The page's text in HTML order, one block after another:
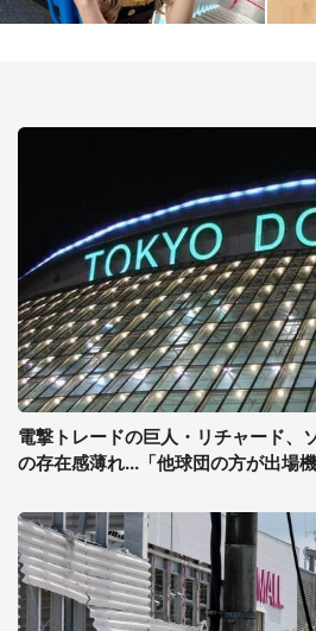
電撃トレードの巨人・リチャード、
の存在感薄れ...「他球団の方が出場